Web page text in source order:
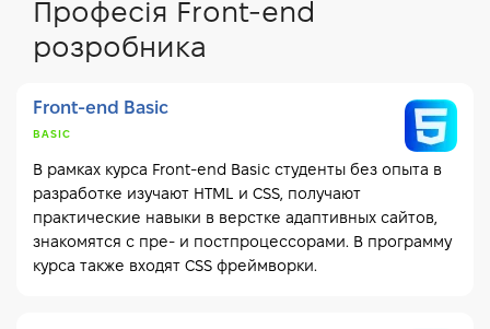
Професія Front-end
розробника
Front-end Basic
BASIC
В рамках курса Front-end Basic студенты без опыта в
разработке изучают HTML и CSS, получают
практические навыки в верстке адаптивных сайтов,
знакомятся с пре- и постпроцессорами. В программу
курса также входят CSS фреймворки.